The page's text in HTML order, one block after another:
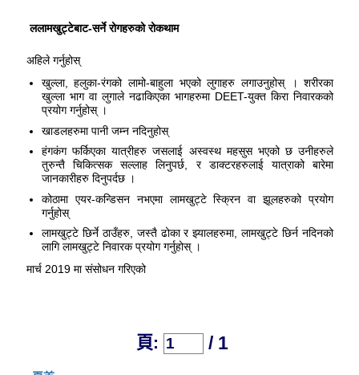
ललामखुट्टेबाट-सर्ने रोगहरुको रोकथाम
अहिले गर्नुहोस्
खुल्ला, हलुका-रंगको लामो-बाहुला भएको लुगाहरु लगाउनुहोस् । शरीरका
खुल्ला भाग वा लुगाले नढाकिएका भागहरुमा DEET-युक्त किरा निवारकको
प्रयोग गर्नुहोस् ।
खाडलहरुमा पानी जम्न नदिनुहोस्
हंगकंग फर्किएका यात्रीहरु जसलाई अस्वस्थ महसुस भएको छ उनीहरुले
तुरुन्तै चिकित्सक सल्लाह लिनुपर्छ, र डाक्टरहरुलाई यात्राको बारेमा
जानकारीहरु दिनुपर्दछ ।
कोठामा एयर-कन्डिसन नभएमा लामखुट्टे स्क्रिन वा झूलहरुको प्रयोग
गर्नुहोस्
लामखुट्टे छिर्ने ठाउँहरु, जस्तै ढोका र झ्यालहरुमा, लामखुट्टे छिर्न नदिनको
लागि लामखुट्टे निवारक प्रयोग गर्नुहोस् ।
मार्च 2019 मा संसोधन गरिएको
頁: / 1